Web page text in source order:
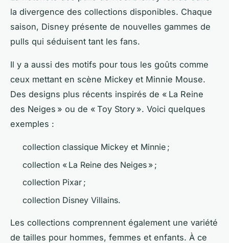
la divergence des collections disponibles. Chaque
saison, Disney présente de nouvelles gammes de
pulls qui séduisent tant les fans.
Il y a aussi des motifs pour tous les goûts comme
ceux mettant en scène Mickey et Minnie Mouse.
Des designs plus récents inspirés de « La Reine
des Neiges » ou de « Toy Story ». Voici quelques
exemples :
collection classique Mickey et Minnie ;
collection « La Reine des Neiges » ;
collection Pixar ;
collection Disney Villains.
Les collections comprennent également une variété
de tailles pour hommes, femmes et enfants. À ce